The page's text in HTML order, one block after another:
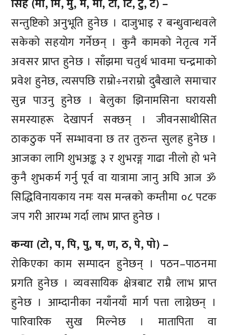
सन्तुष्टिको अनुभूति हुनेछ । दाजुभाइ र बन्धुवान्धवले
सकेको सहयोग गर्नेछन् । कुनै कामको नेतृत्व गर्ने
अवसर प्राप्त हुनेछ । साँझमा चतुर्थ भावमा चन्द्रमाको
प्रवेश हुनेछ, त्यसपछि राम्रो÷नराम्रो दुबैखाले समाचार
सुन्न पाउनु हुनेछ । बेलुका झिनामसिना घरायसी
समस्याहरू देखापर्न सक्छन् । जीवनसाथीसित
ठाकठुक पर्ने सम्भावना छ तर तुरुन्त सुलह हुनेछ ।
आजका लागि शुभअङ्क ३ र शुभरङ्ग गाढा नीलो हो भने
कुनै शुभकर्म गर्नु पूर्व वा यात्रामा जानु अघि आज ॐ
सिद्धिविनायकाय नमः यस मन्त्रको कम्तीमा ०८ पटक
जप गरी आरम्भ गर्दा लाभ प्राप्त हुनेछ ।
कन्या (टो, प, पि, पु, ष, ण, ठ, पे, पो) –
रोकिएका काम सम्पादन हुनेछन् । पठन–पाठनमा
प्रगति हुनेछ । व्यवसायिक क्षेत्रबाट राम्रै लाभ प्राप्त
हुनेछ । आम्दानीका नयाँनयाँ मार्ग पत्ता लाग्नेछन् ।
पारिवारिक सुख मिल्नेछ । मातापिता वा